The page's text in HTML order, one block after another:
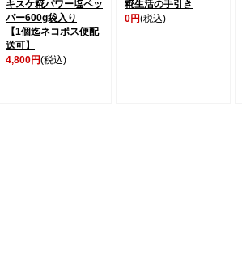
キスケ糀パワー塩ペッ
パー600g袋入り
【1個迄ネコポス便配
送可】
4,800円(税込)
糀生活の手引き
0円(税込)